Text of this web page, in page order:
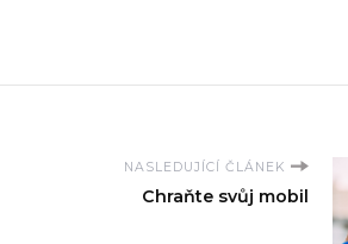
NASLEDUJÍCÍ ČLÁNEK
Chraňte svůj mobil